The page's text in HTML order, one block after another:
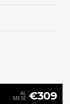
AL
MESE €309